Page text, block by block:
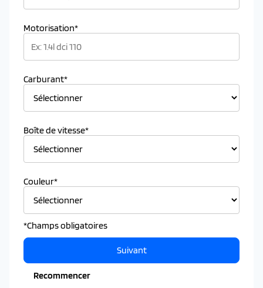
Motorisation*
Carburant*
Boîte de vitesse*
Couleur*
*Champs obligatoires
Recommencer
Suivant